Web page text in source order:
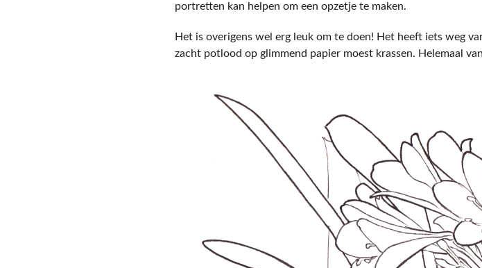
portretten kan helpen om een opzetje te maken.
Het is overigens wel erg leuk om te doen! Het heeft iets weg
zacht potlood op glimmend papier moest krassen. Helemaal